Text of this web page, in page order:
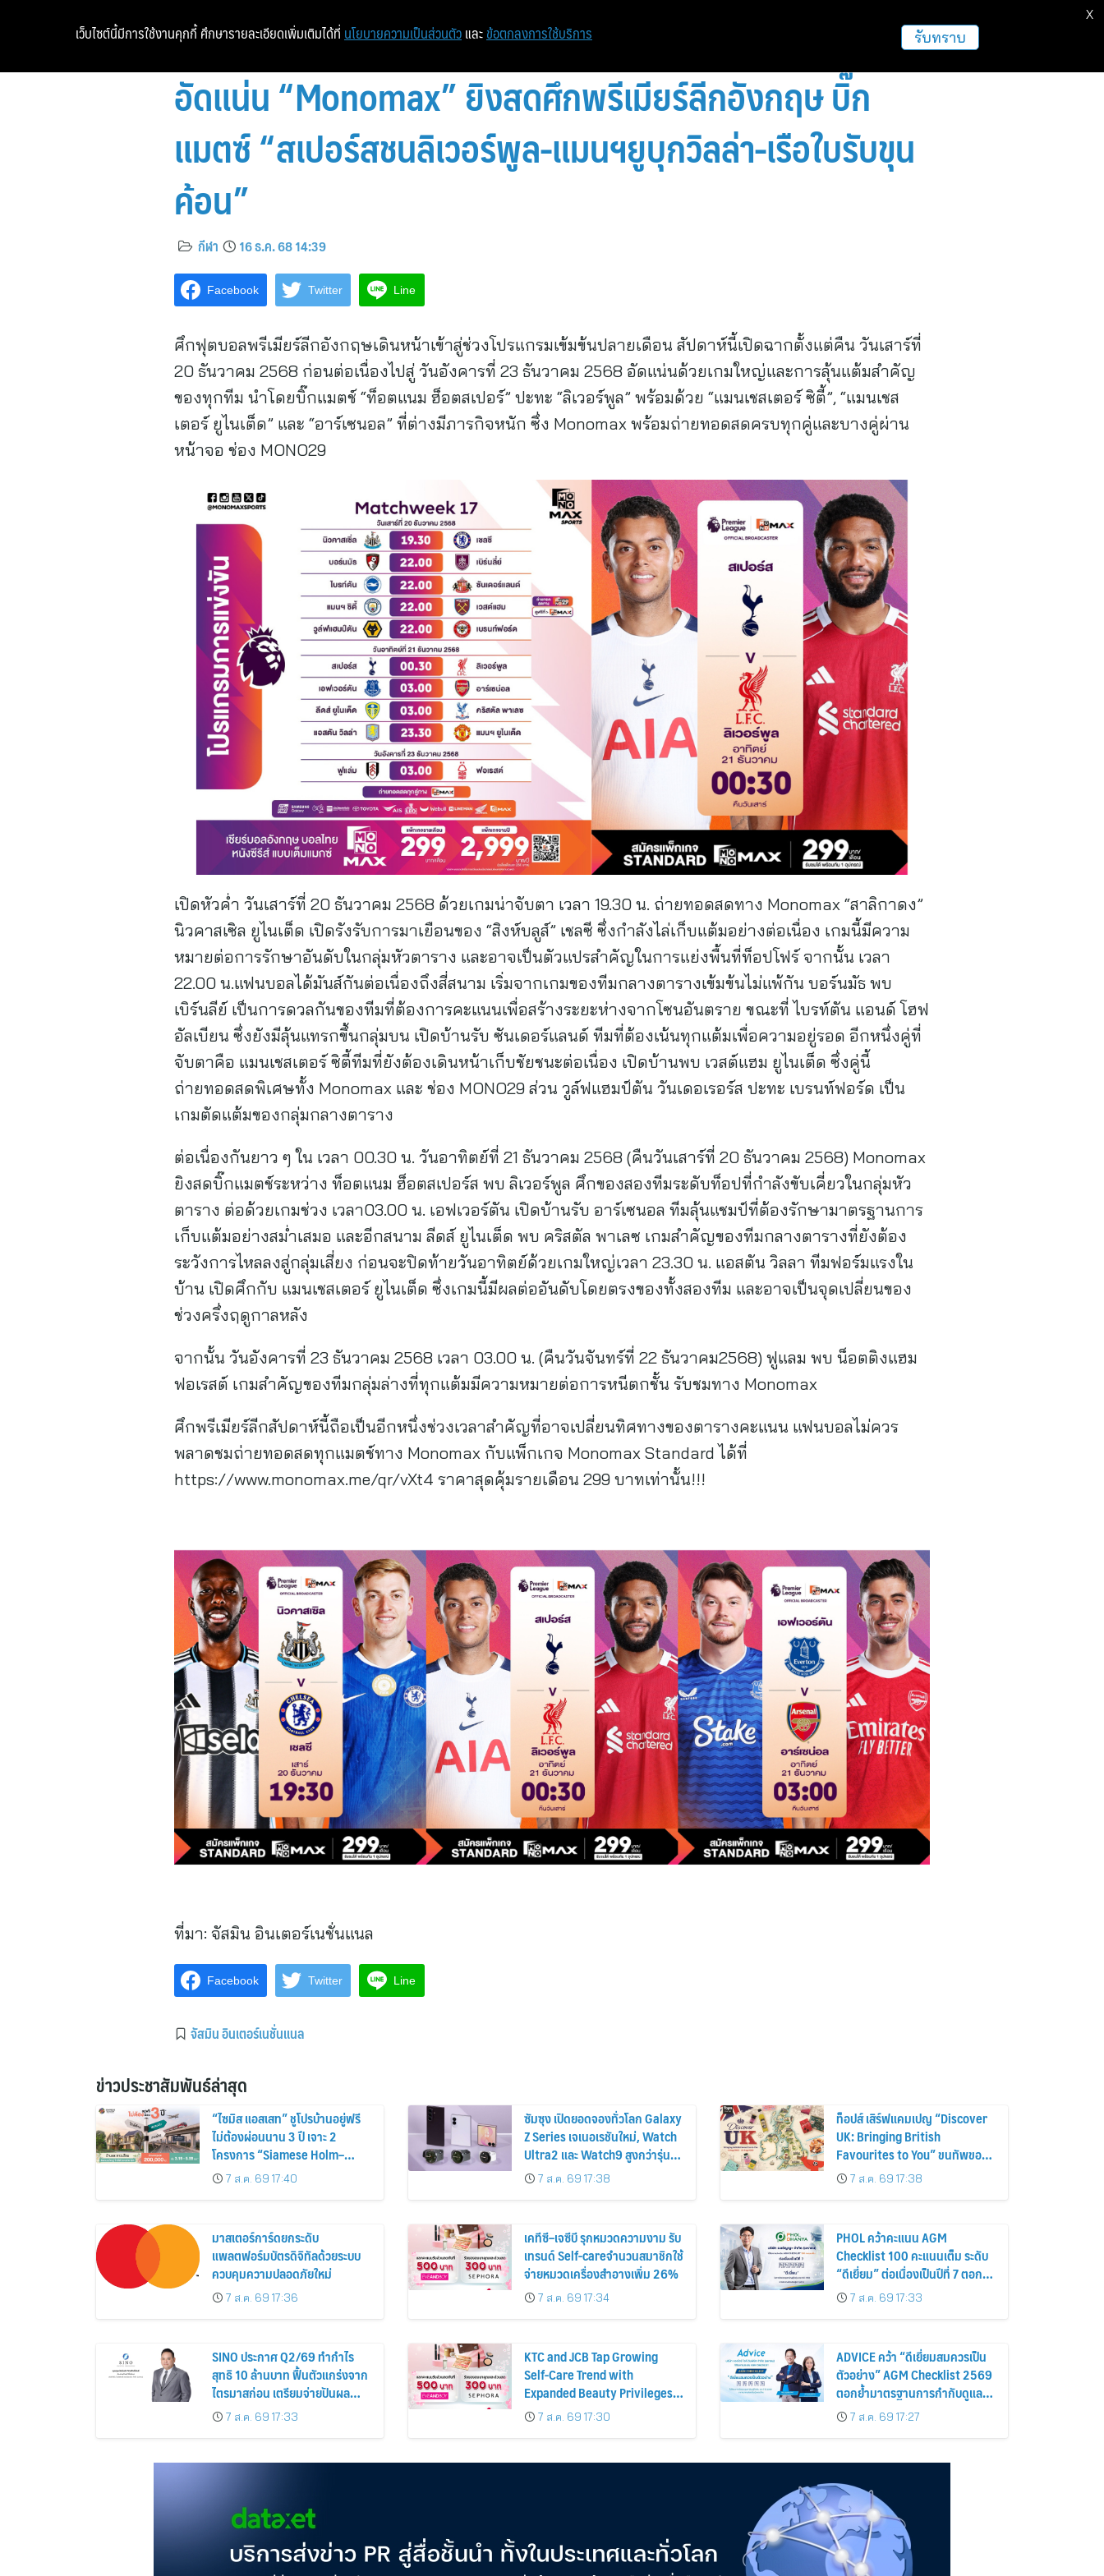
หน้าแรก ท่องเที่ยว ฝากข่าวประชาสัมพันธ์
อัดแน่น “Monomax” ยิงสดศึกพรีเมียร์ลีกอังกฤษ บิ๊ก
แมตซ์ “สเปอร์สชนลิเวอร์พูล-แมนฯยูบุกวิลล่า-เรือใบรับขุน
ค้อน”
กีฬา 16 ธ.ค. 68 14:39
Facebook Twitter Line
ศึกฟุตบอลพรีเมียร์ลีกอังกฤษเดินหน้าเข้าสู่ช่วงโปรแกรมเข้มข้นปลายเดือน สัปดาห์นี้เปิดฉากตั้งแต่คืน วันเสาร์ที่
20 ธันวาคม 2568 ก่อนต่อเนื่องไปสู่ วันอังคารที่ 23 ธันวาคม 2568 อัดแน่นด้วยเกมใหญ่และการลุ้นแต้มสำคัญ
ของทุกทีม นำโดยบิ๊กแมตช์ “ท็อตแนม ฮ็อตสเปอร์” ปะทะ “ลิเวอร์พูล” พร้อมด้วย “แมนเชสเตอร์ ซิตี้”, “แมนเชส
เตอร์ ยูไนเต็ด” และ “อาร์เซนอล” ที่ต่างมีภารกิจหนัก ซึ่ง Monomax พร้อมถ่ายทอดสดครบทุกคู่และบางคู่ผ่าน
หน้าจอ ช่อง MONO29
เปิดหัวค่ำ วันเสาร์ที่ 20 ธันวาคม 2568 ด้วยเกมน่าจับตา เวลา 19.30 น. ถ่ายทอดสดทาง Monomax “สาลิกาดง”
นิวคาสเซิล ยูไนเต็ด เปิดรังรับการมาเยือนของ “สิงห์บลูส์” เชลซี ซึ่งกำลังไล่เก็บแต้มอย่างต่อเนื่อง เกมนี้มีความ
หมายต่อการรักษาอันดับในกลุ่มหัวตาราง และอาจเป็นตัวแปรสำคัญในการแย่งพื้นที่ท็อปโฟร์ จากนั้น เวลา
22.00 น.แฟนบอลได้มันส์กันต่อเนื่องถึงสี่สนาม เริ่มจากเกมของทีมกลางตารางเข้มข้นไม่แพ้กัน บอร์นมัธ พบ
เบิร์นลีย์ เป็นการดวลกันของทีมที่ต้องการคะแนนเพื่อสร้างระยะห่างจากโซนอันตราย ขณะที่ ไบรท์ตัน แอนด์ โฮฟ
อัลเบียน ซึ่งยังมีลุ้นแทรกขึ้นกลุ่มบน เปิดบ้านรับ ซันเดอร์แลนด์ ทีมที่ต้องเน้นทุกแต้มเพื่อความอยู่รอด อีกหนึ่งคู่ที่
จับตาคือ แมนเชสเตอร์ ซิตี้ทีมที่ยังต้องเดินหน้าเก็บชัยชนะต่อเนื่อง เปิดบ้านพบ เวสต์แฮม ยูไนเต็ด ซึ่งคู่นี้
ถ่ายทอดสดพิเศษทั้ง Monomax และ ช่อง MONO29 ส่วน วูล์ฟแฮมป์ตัน วันเดอเรอร์ส ปะทะ เบรนท์ฟอร์ด เป็น
เกมตัดแต้มของกลุ่มกลางตาราง
ต่อเนื่องกันยาว ๆ ใน เวลา 00.30 น. วันอาทิตย์ที่ 21 ธันวาคม 2568 (คืนวันเสาร์ที่ 20 ธันวาคม 2568) Monomax
ยิงสดบิ๊กแมตช์ระหว่าง ท็อตแนม ฮ็อตสเปอร์ส พบ ลิเวอร์พูล ศึกของสองทีมระดับท็อปที่กำลังขับเคี่ยวในกลุ่มหัว
ตาราง ต่อด้วยเกมช่วง เวลา03.00 น. เอฟเวอร์ตัน เปิดบ้านรับ อาร์เซนอล ทีมลุ้นแชมป์ที่ต้องรักษามาตรฐานการ
เก็บแต้มอย่างสม่ำเสมอ และอีกสนาม ลีดส์ ยูไนเต็ด พบ คริสตัล พาเลซ เกมสำคัญของทีมกลางตารางที่ยังต้อง
ระวังการไหลลงสู่กลุ่มเสี่ยง ก่อนจะปิดท้ายวันอาทิตย์ด้วยเกมใหญ่เวลา 23.30 น. แอสตัน วิลลา ทีมฟอร์มแรงใน
บ้าน เปิดศึกกับ แมนเชสเตอร์ ยูไนเต็ด ซึ่งเกมนี้มีผลต่ออันดับโดยตรงของทั้งสองทีม และอาจเป็นจุดเปลี่ยนของ
ช่วงครึ่งฤดูกาลหลัง
จากนั้น วันอังคารที่ 23 ธันวาคม 2568 เวลา 03.00 น. (คืนวันจันทร์ที่ 22 ธันวาคม2568) ฟูแลม พบ น็อตติงแฮม
ฟอเรสต์ เกมสำคัญของทีมกลุ่มล่างที่ทุกแต้มมีความหมายต่อการหนีตกชั้น รับชมทาง Monomax
ศึกพรีเมียร์ลีกสัปดาห์นี้ถือเป็นอีกหนึ่งช่วงเวลาสำคัญที่อาจเปลี่ยนทิศทางของตารางคะแนน แฟนบอลไม่ควร
พลาดชมถ่ายทอดสดทุกแมตช์ทาง Monomax กับแพ็กเกจ Monomax Standard ได้ที่
https://www.monomax.me/qr/vXt4 ราคาสุดคุ้มรายเดือน 299 บาทเท่านั้น!!!
ที่มา: จัสมิน อินเตอร์เนชั่นแนล
Facebook Twitter Line
จัสมิน อินเตอร์เนชั่นแนล
ข่าวประชาสัมพันธ์ล่าสุด
“ไซมิส แอสเสท” ชูโปรบ้านอยู่ฟรี
ไม่ต้องผ่อนนาน 3 ปี เจาะ 2
โครงการ “Siamese Holm–
Siamese Blossom” พร้อม
ส่วนลดและสิทธิพิเศษถึง 31
7 ส.ค. 69 17:40
ซัมซุง เปิดยอดจองทั่วโลก Galaxy
Z Series เจเนอเรชันใหม่, Watch
Ultra2 และ Watch9 สูงกว่ารุ่น
ก่อนหน้ากว่า 30%
7 ส.ค. 69 17:38
ท็อปส์ เสิร์ฟแคมเปญ “Discover
UK: Bringing British
Favourites to You” ขนทัพของ
อร่อยและไอเท็มฮิตจากสหราช
อาณาจักร ส่งตรงถึงมือตั้งแต่วัน
7 ส.ค. 69 17:38
มาสเตอร์การ์ดยกระดับ
แพลตฟอร์มบัตรดิจิทัลด้วยระบบ
ควบคุมความปลอดภัยใหม่
7 ส.ค. 69 17:36
เคทีซี–เจซีบี รุกหมวดความงาม รับ
เทรนด์ Self-careจำนวนสมาชิกใช้
จ่ายหมวดเครื่องสำอางเพิ่ม 26%
7 ส.ค. 69 17:34
PHOL คว้าคะแนน AGM
Checklist 100 คะแนนเต็ม ระดับ
“ดีเยี่ยม” ต่อเนื่องเป็นปีที่ 7 ตอกย้ำ
การดำเนินธุรกิจตามหลักธรรมาภิ
บาล โปร่งใส สร้างความเชื่อมั่นผู้
7 ส.ค. 69 17:33
SINO ประกาศ Q2/69 ทำกำไร
สุทธิ 10 ล้านบาท ฟื้นตัวแกร่งจาก
ไตรมาสก่อน เตรียมจ่ายปันผล
ระหว่างกาล 0.014423 บาทต่อหุ้น
ครึ่งปีหลังมุ่งเติบโตต่อเนื่อง
7 ส.ค. 69 17:33
KTC and JCB Tap Growing
Self-Care Trend with
Expanded Beauty Privileges
Number of KTC JCB
Cardmembers Spending on
7 ส.ค. 69 17:30
ADVICE คว้า “ดีเยี่ยมสมควรเป็น
ตัวอย่าง” AGM Checklist 2569
ตอกย้ำมาตรฐานการกำกับดูแล
กิจการที่ดี
7 ส.ค. 69 17:27
เว็บไซต์นี้มีการใช้งานคุกกี้ ศึกษารายละเอียดเพิ่มเติมได้ที่ นโยบายความเป็นส่วนตัว และ ข้อตกลงการใช้บริการ รับทราบ
X